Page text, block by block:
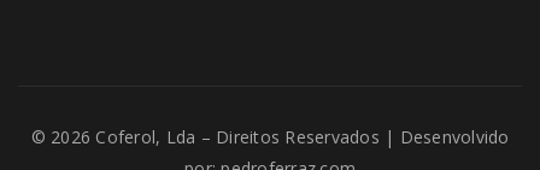
© 2026 Coferol, Lda – Direitos Reservados | Desenvolvido